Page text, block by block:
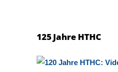
125 Jahre HTHC